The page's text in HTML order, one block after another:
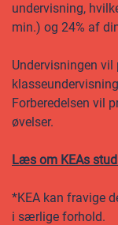
undervisning,
min.) og 24% af
Undervisningen
Forberedelsen vil
øvelser.
Læs om KEAs
*KEA kan fravige
i særlige forhold.